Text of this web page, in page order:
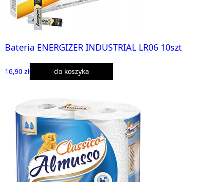
Bateria ENERGIZER INDUSTRIAL LR06 10szt
16,90 zł do koszyka